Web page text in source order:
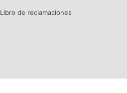
Libro de reclamaciones